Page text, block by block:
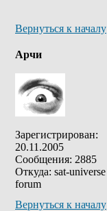
Вернуться к началу
Арчи
Зарегистрирован:
20.11.2005
Сообщения: 2885
Откуда: sat-universe
forum
Вернуться к началу